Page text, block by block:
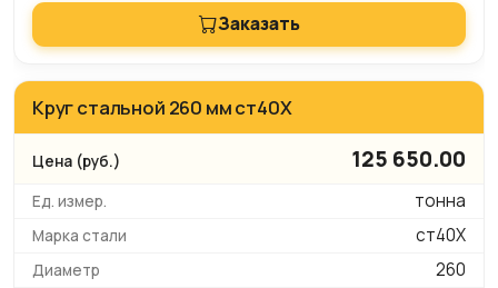
Заказать
Круг стальной 260 мм ст40Х
125 650.00
тонна
ст40Х
260